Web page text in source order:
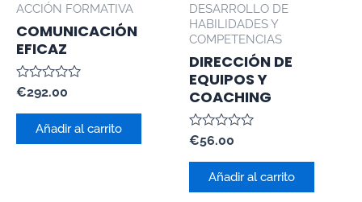
ACCIÓN FORMATIVA
COMUNICACIÓN
EFICAZ
Valorado
0
€292.00
Añadir al carrito
DESARROLLO DE
HABILIDADES Y
COMPETENCIAS
DIRECCIÓN DE
EQUIPOS Y
COACHING
Valorado
con
0
€56.00
Añadir al carrito